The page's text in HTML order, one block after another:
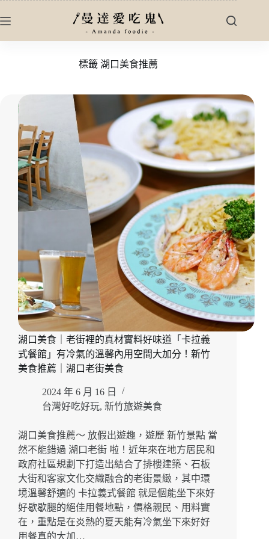
至
標籤 湖口美食推薦
湖口美食｜老街裡的真材實料好味道「卡拉義
式餐館」有冷氣的溫馨內用空間大加分！新竹
美食推薦｜湖口老街美食
2024 年 6 月 16 日
台灣好吃好玩, 新竹旅遊美食
湖口美食推薦～ 放假出遊趣，遊歷 新竹景點 當
然不能錯過 湖口老街 啦！近年來在地方居民和
政府社區規劃下打造出結合了排樓建築、石板
大街和客家文化交織融合的老街景緻，其中環
境溫馨舒適的 卡拉義式餐館 就是個能坐下來好
好歇歇腿的絕佳用餐地點，價格親民、用料實
在，重點是在炎熱的夏天能有冷氣坐下來好好
用餐真的大加…